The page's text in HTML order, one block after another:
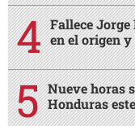
Fallece
en el origen
Nueve horas
Honduras